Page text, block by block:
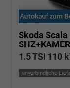
Skoda Scala
1.5 TSI 110
unverbindliche